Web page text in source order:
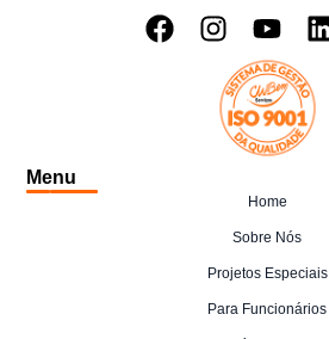
Menu
Home
Sobre Nós
Projetos Especiais
Para Funcionários